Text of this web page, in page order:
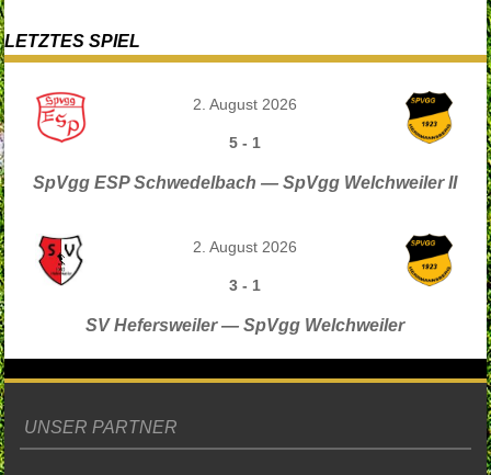
LETZTES SPIEL
2. August 2026
5 - 1
SpVgg ESP Schwedelbach — SpVgg Welchweiler II
2. August 2026
3 - 1
SV Hefersweiler — SpVgg Welchweiler
UNSER PARTNER